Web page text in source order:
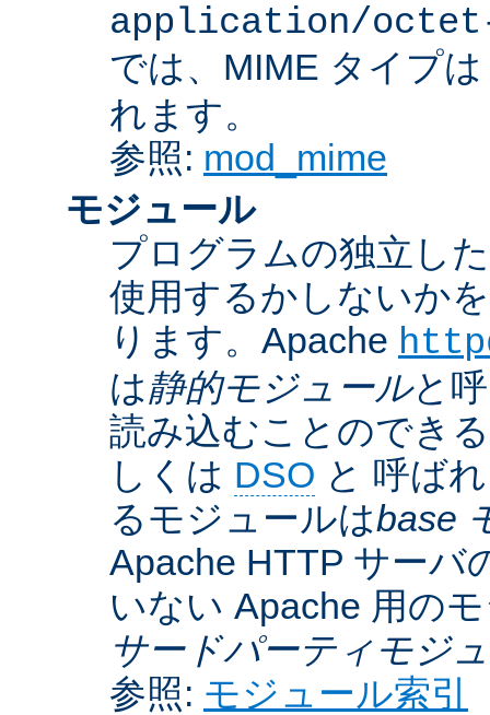
application/
では、MIME タイプ
れます。
参照: mod_mime
モジュール
プログラムの独立し
使用するかしないか
ります。Apache
は静的モジュールと
読み込むことのでき
しくは DSO と 呼ば
るモジュールはbase
Apache HTTP サーバ
いない Apache 用の
サードパーティモジ
参照: モジュール索引